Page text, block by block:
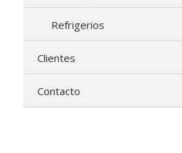
Refrigerios
Clientes
Contacto